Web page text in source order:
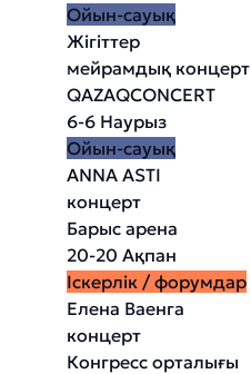
Ойын-сауық
Жігіттер
мейрамдық концерт
QAZAQCONCERT
6-6 Наурыз
Ойын-сауық
ANNA ASTI
концерт
Барыс арена
20-20 Ақпан
Іскерлік / форумдар
Елена Ваенга
концерт
Конгресс орталығы